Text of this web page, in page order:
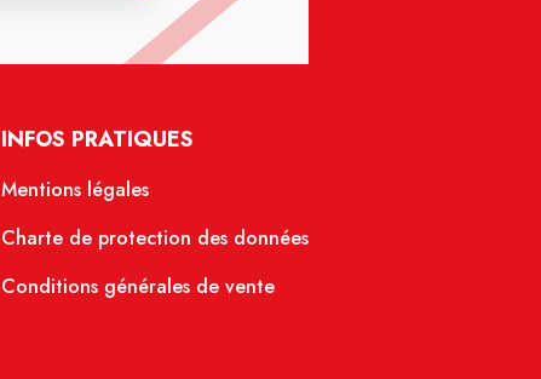
INFOS PRATIQUES
Mentions légales
Charte de protection des données
Conditions générales de vente